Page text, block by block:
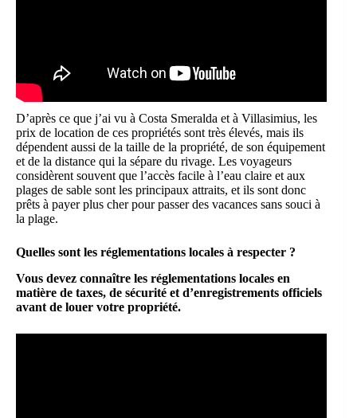
D’après ce que j’ai vu à Costa Smeralda et à Villasimius, les
prix de location de ces propriétés sont très élevés, mais ils
dépendent aussi de la taille de la propriété, de son équipement
et de la distance qui la sépare du rivage. Les voyageurs
considèrent souvent que l’accès facile à l’eau claire et aux
plages de sable sont les principaux attraits, et ils sont donc
prêts à payer plus cher pour passer des vacances sans souci à
la plage.
Quelles sont les réglementations locales à respecter ?
Vous devez connaître les réglementations locales en
matière de taxes, de sécurité et d’enregistrements officiels
avant de louer votre propriété.